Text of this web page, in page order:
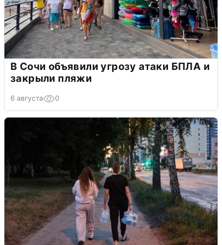
В Сочи объявили угрозу атаки БПЛА и
закрыли пляжи
6 августа 0